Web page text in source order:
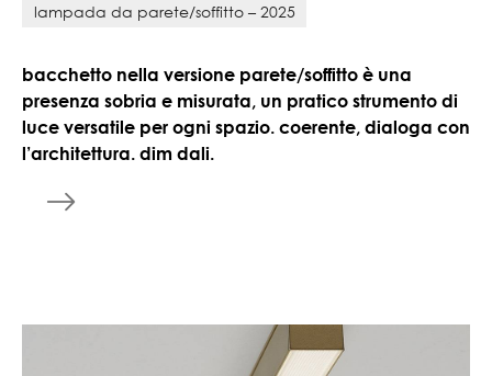
lampada da parete/soffitto – 2025
bacchetto nella versione parete/soffitto è una
presenza sobria e misurata, un pratico strumento di
luce versatile per ogni spazio. coerente, dialoga con
l’architettura. dim dali.